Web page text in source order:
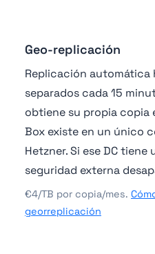
Geo-replicación
Replicación
separados cada 15
obtiene su propia copia
Box existe en un único
Hetzner. Si ese DC
seguridad externa
€4/TB por copia/mes.
georreplicación